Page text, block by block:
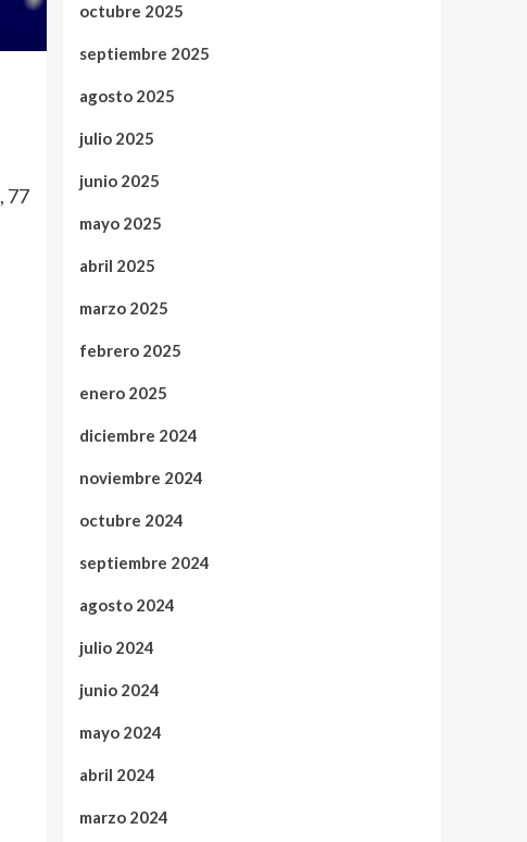
, 77
octubre 2025
septiembre 2025
agosto 2025
julio 2025
junio 2025
mayo 2025
abril 2025
marzo 2025
febrero 2025
enero 2025
diciembre 2024
noviembre 2024
octubre 2024
septiembre 2024
agosto 2024
julio 2024
junio 2024
mayo 2024
abril 2024
marzo 2024